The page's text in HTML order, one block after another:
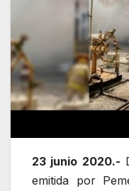
23 junio 2020.-
emitida por